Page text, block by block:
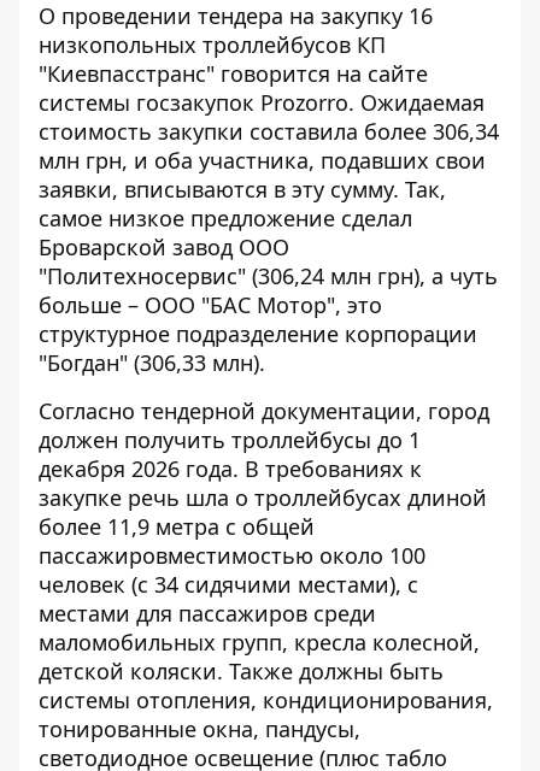
О проведении тендера на закупку 16
низкопольных троллейбусов КП
"Киевпасстранс" говорится на сайте
системы госзакупок Prozorro. Ожидаемая
стоимость закупки составила более 306,34
млн грн, и оба участника, подавших свои
заявки, вписываются в эту сумму. Так,
самое низкое предложение сделал
Броварской завод ООО
"Политехносервис" (306,24 млн грн), а чуть
больше – ООО "БАС Мотор", это
структурное подразделение корпорации
"Богдан" (306,33 млн).
Согласно тендерной документации, город
должен получить троллейбусы до 1
декабря 2026 года. В требованиях к
закупке речь шла о троллейбусах длиной
более 11,9 метра с общей
пассажировместимостью около 100
человек (с 34 сидячими местами), с
местами для пассажиров среди
маломобильных групп, кресла колесной,
детской коляски. Также должны быть
системы отопления, кондиционирования,
тонированные окна, пандусы,
светодиодное освещение (плюс табло